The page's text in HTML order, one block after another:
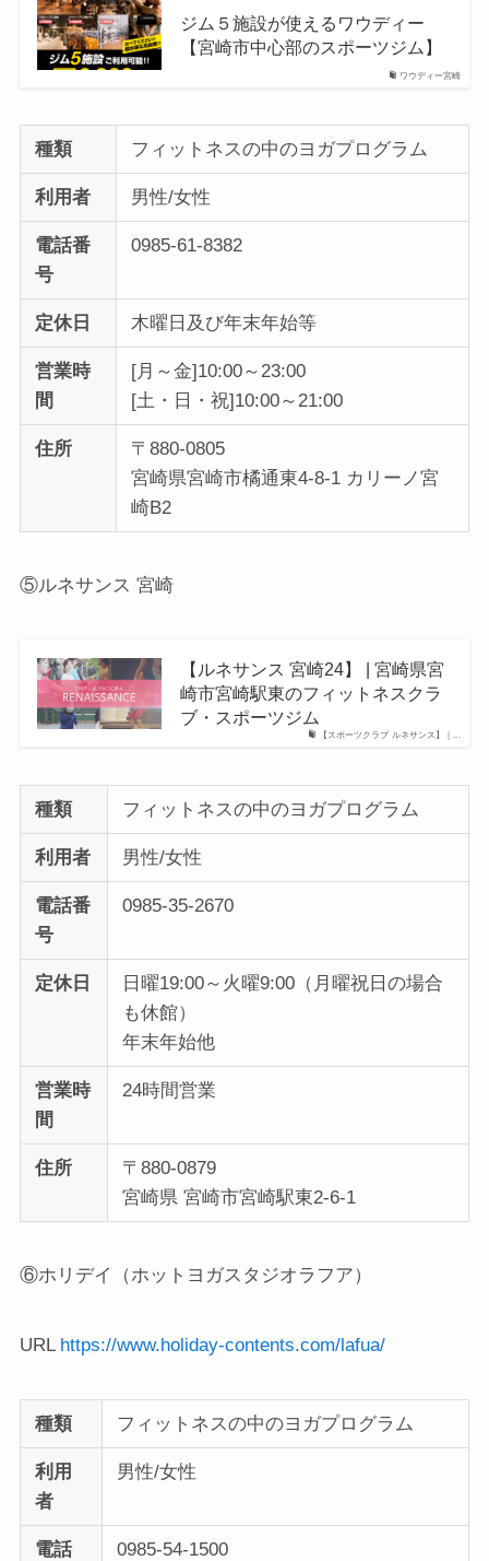
ワウディー宮崎
ジム５施設が使えるワウディー
【宮崎市中心部のスポーツジム】
種類 フィットネスの中のヨガプログラム
利用者 男性/女性
電話番
号
0985-61-8382
定休日 木曜日及び年末年始等
営業時
間
[月～金]10:00～23:00
[土・日・祝]10:00～21:00
住所
〒880-0805
宮崎県宮崎市橘通東4-8-1 カリーノ宮
崎B2
⑤ルネサンス 宮崎
【スポーツクラブ ルネサンス】｜...
【ルネサンス 宮崎24】 | 宮崎県宮
崎市宮崎駅東のフィットネスクラ
ブ・スポーツジム
種類 フィットネスの中のヨガプログラム
利用者 男性/女性
電話番
号
0985-35-2670
定休日
日曜19:00～火曜9:00（月曜祝日の場合
も休館）
年末年始他
営業時
間
24時間営業
住所
〒880-0879
宮崎県 宮崎市宮崎駅東2-6-1
⑥ホリデイ（ホットヨガスタジオラフア）
URL https://www.holiday-contents.com/lafua/
種類 フィットネスの中のヨガプログラム
利用
者
男性/女性
電話
0985-54-1500